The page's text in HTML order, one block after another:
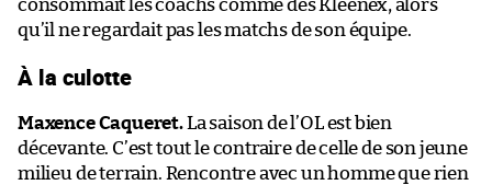
consommait les coachs comme des Kleenex, alors
qu’il ne regardait pas les matchs de son équipe.
À la culotte
Maxence Caqueret.La saison de l’OL est bien
décevante. C’est tout le contraire de celle de son jeune
milieu de terrain. Rencontre avec un homme que rien